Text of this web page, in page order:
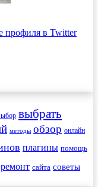
выбрать
методы обзор онлайн
плагины помощь
ремонт сайта советы